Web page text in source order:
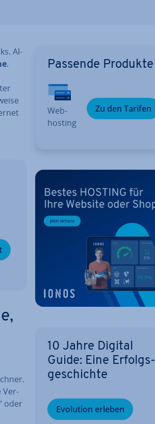
Al­
.
Ver­
oder
Passende Produkte
Web­
hos­ting
Zu den Tarifen
10 Jahre Digital
Guide: Eine Er­folgs­
ge­schich­te
Evolution erleben